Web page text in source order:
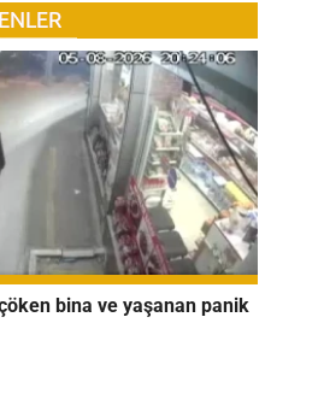
bina ve yaşanan panik